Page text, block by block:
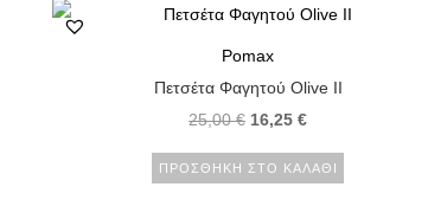
Pomax
Πετσέτα Φαγητού Olive II
25,00€ 16,25€
ΠΡΟΣΘΉΚΗ ΣΤΟ ΚΑΛΆΘΙ